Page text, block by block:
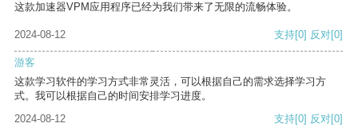
这款加速器VPM应用程序已经为我们带来了无限的流畅体验。
2024-08-12 支持[0] 反对[0]
游客
这款学习软件的学习方式非常灵活，可以根据自己的需求选择学习方
式。我可以根据自己的时间安排学习进度。
2024-08-12
支持[0] 反对[0]